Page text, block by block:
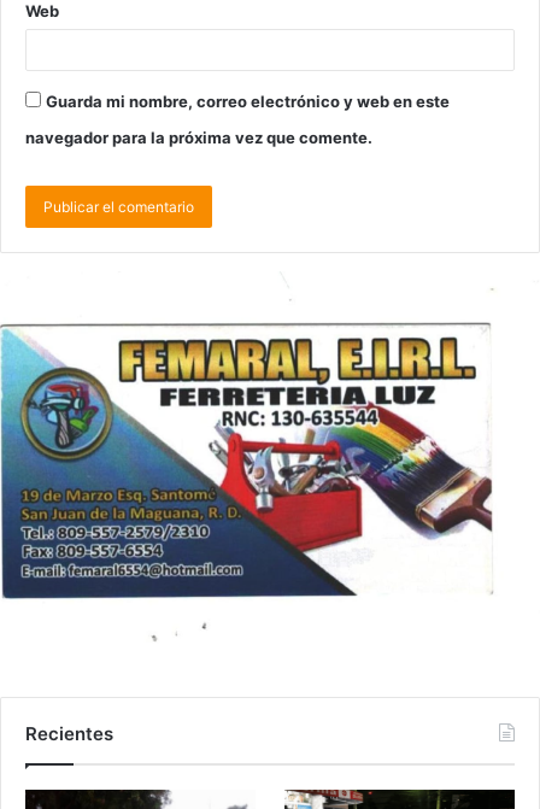
Web
Guarda mi nombre, correo electrónico y web en este
navegador para la próxima vez que comente.
Recientes